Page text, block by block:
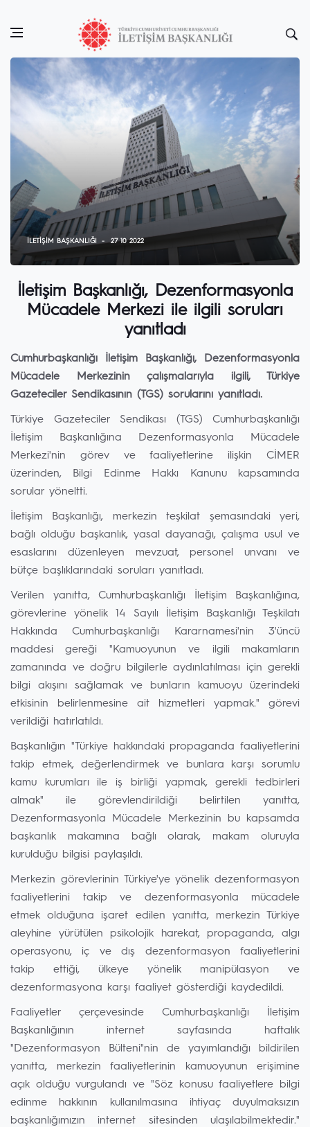
İLETIŞIM BAŞKANLIĞI 27 10 2022
İletişim Başkanlığı, Dezenformasyonla
Mücadele Merkezi ile ilgili soruları
yanıtladı
Cumhurbaşkanlığı İletişim Başkanlığı, Dezenformasyonla
Mücadele Merkezinin çalışmalarıyla ilgili, Türkiye
Gazeteciler Sendikasının (TGS) sorularını yanıtladı.
Türkiye Gazeteciler Sendikası (TGS) Cumhurbaşkanlığı
İletişim Başkanlığına Dezenformasyonla Mücadele
Merkezi'nin görev ve faaliyetlerine ilişkin CİMER
üzerinden, Bilgi Edinme Hakkı Kanunu kapsamında
sorular yöneltti.
İletişim Başkanlığı, merkezin teşkilat şemasındaki yeri,
bağlı olduğu başkanlık, yasal dayanağı, çalışma usul ve
esaslarını düzenleyen mevzuat, personel unvanı ve
bütçe başlıklarındaki soruları yanıtladı.
Verilen yanıtta, Cumhurbaşkanlığı İletişim Başkanlığına,
görevlerine yönelik 14 Sayılı İletişim Başkanlığı Teşkilatı
Hakkında Cumhurbaşkanlığı Kararnamesi'nin 3'üncü
maddesi gereği "Kamuoyunun ve ilgili makamların
zamanında ve doğru bilgilerle aydınlatılması için gerekli
bilgi akışını sağlamak ve bunların kamuoyu üzerindeki
etkisinin belirlenmesine ait hizmetleri yapmak." görevi
verildiği hatırlatıldı.
Başkanlığın "Türkiye hakkındaki propaganda faaliyetlerini
takip etmek, değerlendirmek ve bunlara karşı sorumlu
kamu kurumları ile iş birliği yapmak, gerekli tedbirleri
almak" ile görevlendirildiği belirtilen yanıtta,
Dezenformasyonla Mücadele Merkezinin bu kapsamda
başkanlık makamına bağlı olarak, makam oluruyla
kurulduğu bilgisi paylaşıldı.
Merkezin görevlerinin Türkiye'ye yönelik dezenformasyon
faaliyetlerini takip ve dezenformasyonla mücadele
etmek olduğuna işaret edilen yanıtta, merkezin Türkiye
aleyhine yürütülen psikolojik harekat, propaganda, algı
operasyonu, iç ve dış dezenformasyon faaliyetlerini
takip ettiği, ülkeye yönelik manipülasyon ve
dezenformasyona karşı faaliyet gösterdiği kaydedildi.
Faaliyetler çerçevesinde Cumhurbaşkanlığı İletişim
Başkanlığının internet sayfasında haftalık
"Dezenformasyon Bülteni"nin de yayımlandığı bildirilen
yanıtta, merkezin faaliyetlerinin kamuoyunun erişimine
açık olduğu vurgulandı ve "Söz konusu faaliyetlere bilgi
edinme hakkının kullanılmasına ihtiyaç duyulmaksızın
başkanlığımızın internet sitesinden ulaşılabilmektedir."